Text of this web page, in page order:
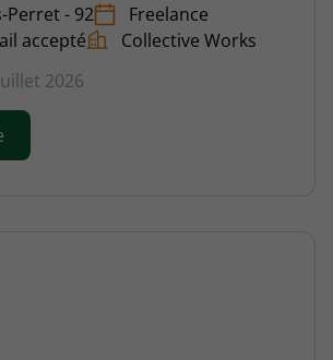
Perret - 92
Freelance
accepté
Collective Works
2026